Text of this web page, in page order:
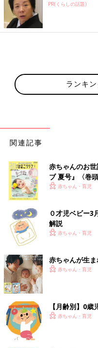
PR(くらしの話題)
ランキ
関連記事
赤ちゃんのお
ブ 夏号』〈巻
く！ おっぱい
赤ちゃん・育児
０才児ベビー3
解説
赤ちゃん・育児
赤ちゃんが生ま
赤ちゃん・育児
【月齢別】0
赤ちゃん・育児